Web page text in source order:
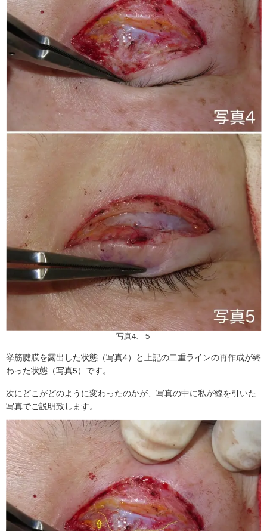
写真4、５
挙筋腱膜を露出した状態（写真4）と上記の二重ラインの再作成が終
わった状態（写真5）です。
次にどこがどのように変わったのかが、写真の中に私が線を引いた
写真でご説明致します。